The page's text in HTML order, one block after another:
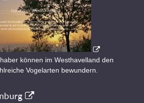
können im Westhavelland den
Vogelarten bewundern.